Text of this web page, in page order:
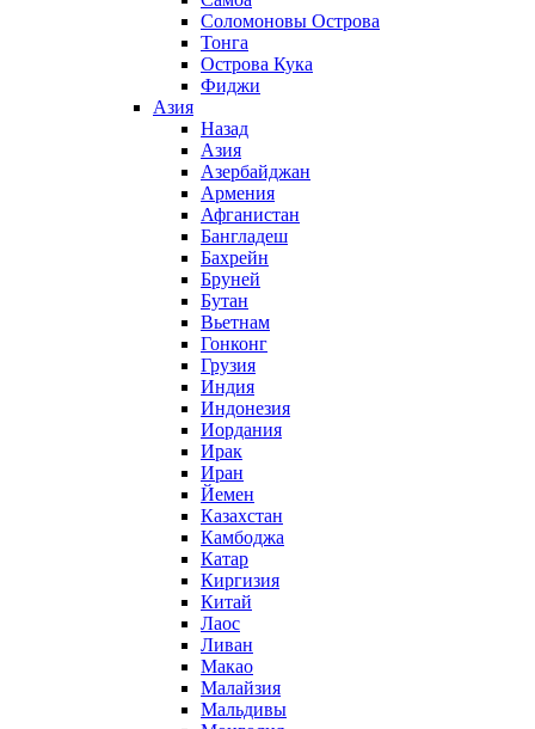
Соломоновы Острова
Тонга
Острова Кука
Фиджи
Азия
Назад
Азия
Азербайджан
Армения
Афганистан
Бангладеш
Бахрейн
Бруней
Бутан
Вьетнам
Гонконг
Грузия
Индия
Индонезия
Иордания
Ирак
Иран
Йемен
Казахстан
Камбоджа
Катар
Киргизия
Китай
Лаос
Ливан
Макао
Малайзия
Мальдивы